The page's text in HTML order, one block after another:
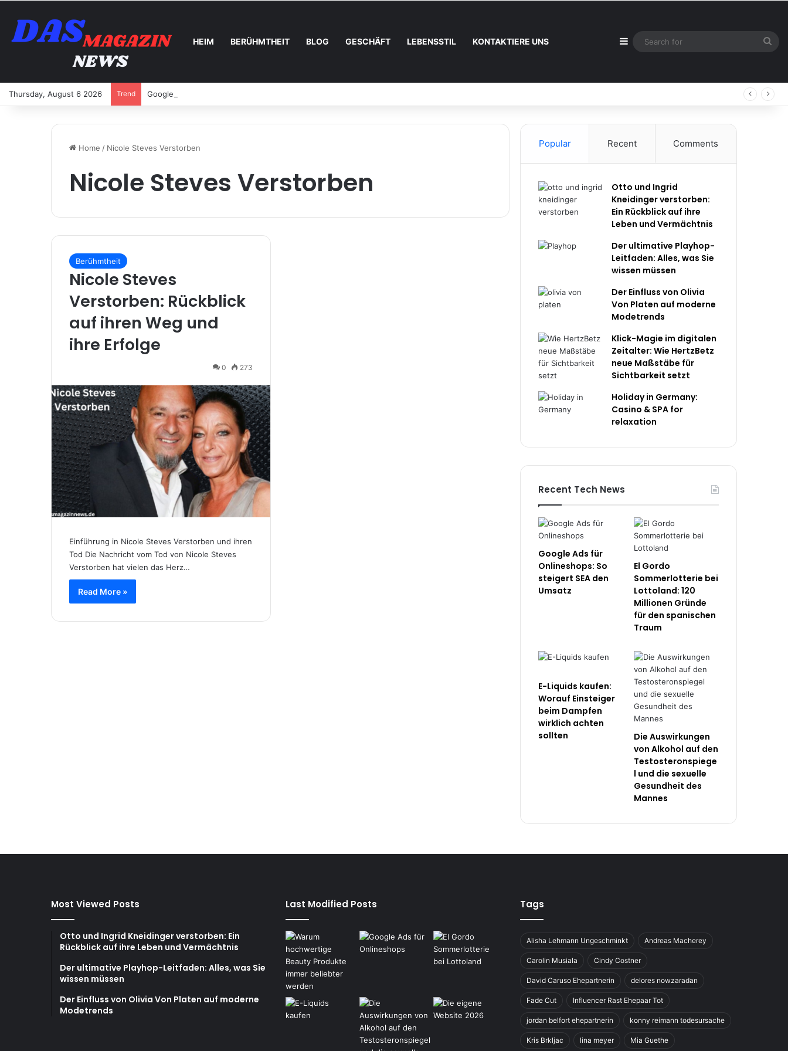
HEIM BERÜHMTHEIT BLOG GESCHÄFT LEBENSSTIL KONTAKTIERE UNS Sidebar
Thursday, August 6 2026 Trend Google Ads für Onlineshops: So steigert SEA den Umsatz
Home / Nicole Steves Verstorben
Nicole Steves Verstorben
Berühmtheit
Nicole Steves
Verstorben: Rückblick
auf ihren Weg und
ihre Erfolge
0 273
Einführung in Nicole Steves Verstorben und ihren
Tod Die Nachricht vom Tod von Nicole Steves
Verstorben hat vielen das Herz…
Read More »
Popular Recent Comments
Otto und Ingrid
Kneidinger verstorben:
Ein Rückblick auf ihre
Leben und Vermächtnis
Der ultimative Playhop-
Leitfaden: Alles, was Sie
wissen müssen
Der Einfluss von Olivia
Von Platen auf moderne
Modetrends
Klick-Magie im digitalen
Zeitalter: Wie HertzBetz
neue Maßstäbe für
Sichtbarkeit setzt
Holiday in Germany:
Casino & SPA for
relaxation
Recent Tech News
Google Ads für
Onlineshops: So
steigert SEA den
Umsatz
El Gordo
Sommerlotterie bei
Lottoland: 120
Millionen Gründe
für den spanischen
Traum
E-Liquids kaufen:
Worauf Einsteiger
beim Dampfen
wirklich achten
sollten
Die Auswirkungen
von Alkohol auf den
Testosteronspiege
l und die sexuelle
Gesundheit des
Mannes
Most Viewed Posts
Otto und Ingrid Kneidinger verstorben: Ein
Rückblick auf ihre Leben und Vermächtnis
Der ultimative Playhop-Leitfaden: Alles, was Sie
wissen müssen
Der Einfluss von Olivia Von Platen auf moderne
Modetrends
Last Modified Posts Tags
Alisha Lehmann Ungeschminkt Andreas Macherey
Carolin Musiala Cindy Costner
David Caruso Ehepartnerin delores nowzaradan
Fade Cut Influencer Rast Ehepaar Tot
jordan belfort ehepartnerin konny reimann todesursache
Kris Brkljac lina meyer Mia Guethe